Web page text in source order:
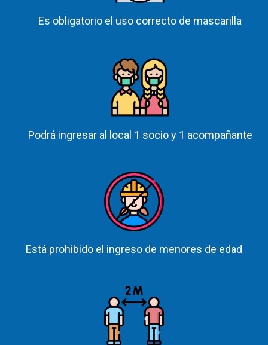
Es obligatorio el uso correcto de mascarilla
Podrá ingresar al local 1 socio y 1 acompañante
Está prohibido el ingreso de menores de edad